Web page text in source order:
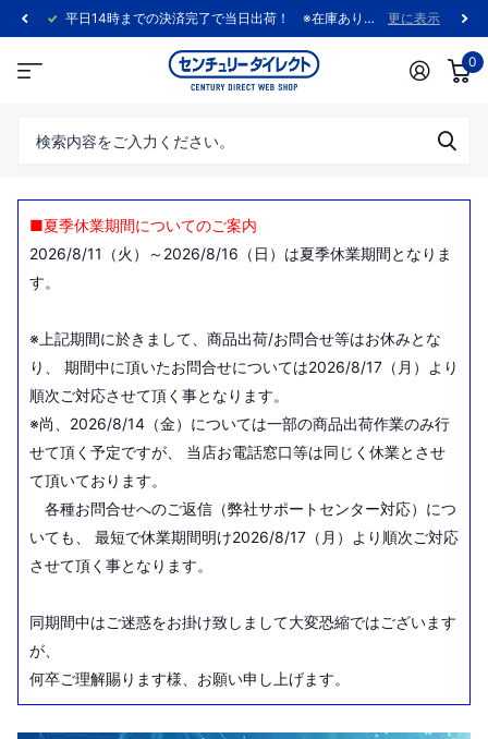
平日14時までの決済完了で当日出荷！ ※在庫あり製品に限ります。 更に表示
0
■夏季休業期間についてのご案内
2026/8/11（火）～2026/8/16（日）は夏季休業期間となりま
す。
※上記期間に於きまして、商品出荷/お問合せ等はお休みとな
り、 期間中に頂いたお問合せについては2026/8/17（月）より
順次ご対応させて頂く事となります。
※尚、2026/8/14（金）については一部の商品出荷作業のみ行
せて頂く予定ですが、 当店お電話窓口等は同じく休業とさせ
て頂いております。
各種お問合せへのご返信（弊社サポートセンター対応）につ
いても、 最短で休業期間明け2026/8/17（月）より順次ご対応
させて頂く事となります。
同期間中はご迷惑をお掛け致しまして大変恐縮ではございます
が、
何卒ご理解賜ります様、お願い申し上げます。